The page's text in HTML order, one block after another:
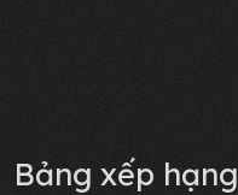
Bảng xếp hạng